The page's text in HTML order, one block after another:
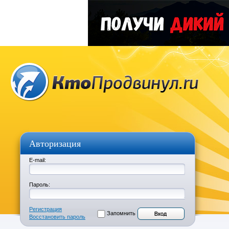
Авторизация
E-mail:
Пароль:
Регистрация
Восстановить пароль
Запомнить